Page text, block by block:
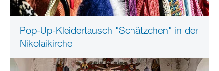
Pop-Up-Kleidertausch "Schätzchen" in der
Nikolaikirche